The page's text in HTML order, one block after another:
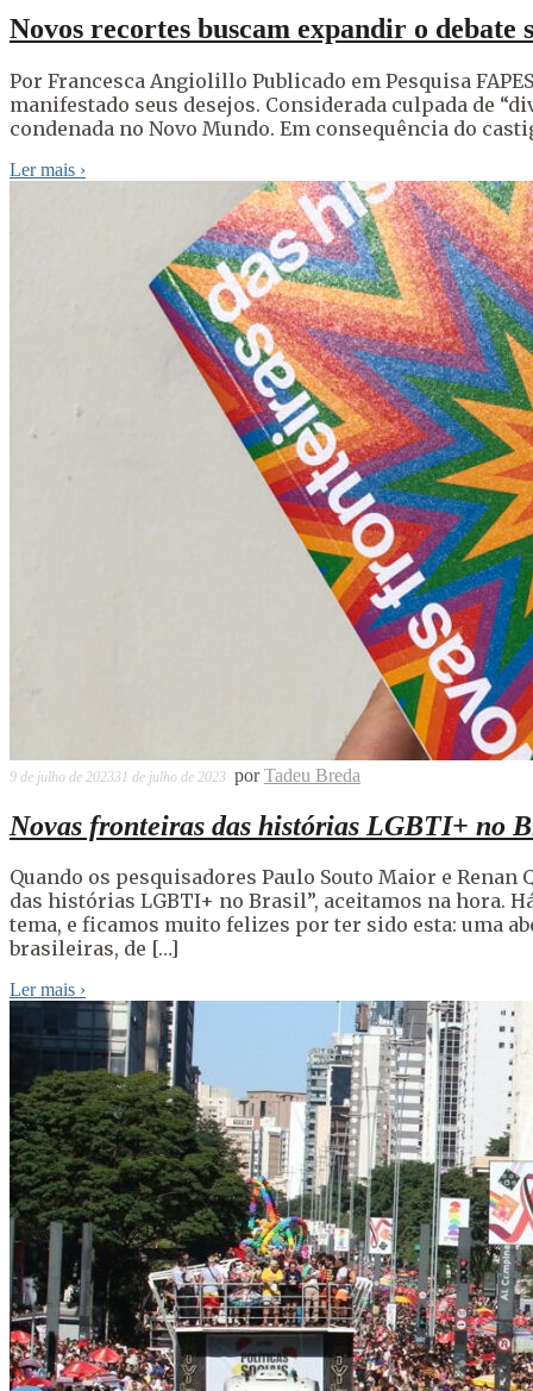
Novos recortes buscam expandir o
Por Francesca Angiolillo Publicado em Pesquisa
manifestado seus desejos. Considerada culpada de
condenada no Novo Mundo. Em consequência do
Ler mais ›
9 de julho de 202331 de julho de 2023 porTadeu Breda
Novas fronteiras das histórias LGBTI+ no
Quando os pesquisadores Paulo Souto Maior e
das histórias LGBTI+ no Brasil”, aceitamos na hora.
tema, e ficamos muito felizes por ter sido esta: uma
brasileiras, de […]
Ler mais ›